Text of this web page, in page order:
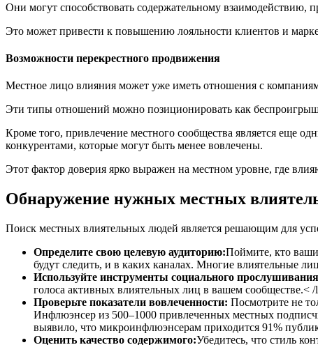
Они могут способствовать содержательному взаимодействию,
Это может привести к повышению лояльности клиентов и
Возможности перекрестного продвижения
Местное лицо влияния может уже иметь отношения с
Эти типы отношений можно позиционировать как
Кроме того, привлечение местного сообщества является еще
конкурентами, которые могут быть менее вовлечены.
Этот фактор доверия ярко выражен на местном уровне, где
Обнаружение нужных местных
Поиск местных влиятельных людей является решающим для
Определите свою целевую аудиторию:Поймите, кто
будут следить, и в каких каналах. Многие влиятельные
Используйте инструменты социального
голоса активных влиятельных лиц в вашем сообществе.<
Проверьте показатели вовлеченности: Посмотрите не
Инфлюэнсер из 500–1000 привлеченных местных
выявило, что микроинфлюэнсерам приходится 91%
Оценить качество содержимого:Убедитесь, что стиль